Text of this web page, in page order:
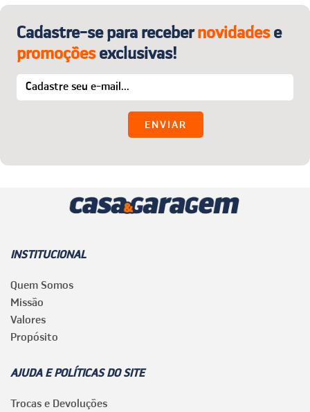
Cadastre-se para recebernovidadese
promoçõesexclusivas!
INSTITUCIONAL
Quem Somos
Missão
Valores
Propósito
AJUDA E POLÍTICAS DO SITE
Trocas e Devoluções